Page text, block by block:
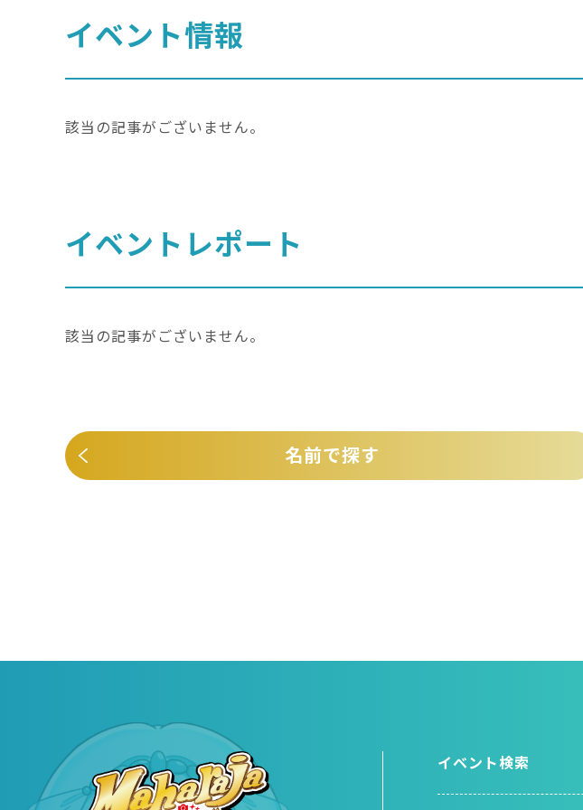
イベント情報
該当の記事がございません。
イベントレポート
該当の記事がございません。
名前で探す
イベント検索